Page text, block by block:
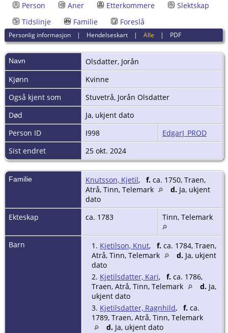
Person Aner Etterkommere
Slektskap
Tidslinje
Familie Foreslå
Personlig informasjon | Hendelseskart |Alle | PDF
Navn Olsdatter, Jorån
Kjønn
Kvinne
Også kjent som
Stuvetrå, Jorån Olsdatter
Død
Ja, ukjent dato
Person ID
I998
EdgarJ_PROD
Sist endret
25 okt. 2024
Familie Knutsson, Kjetil, f. ca. 1750, Traen,
Atrå, Tinn, Telemark
d. Ja, ukjent
dato
Ekteskap
ca. 1783 Tinn, Telemark
Barn 1. Kjetilson, Knut, f. ca. 1784, Traen,
Atrå, Tinn, Telemark
d. Ja, ukjent
dato
2. Kjetilsdatter, Kari, f. ca. 1786,
Traen, Atrå, Tinn, Telemark
d. Ja,
ukjent dato
3. Kjetilsdatter, Ragnhild, f. ca.
1789, Traen, Atrå, Tinn, Telemark
d. Ja, ukjent dato